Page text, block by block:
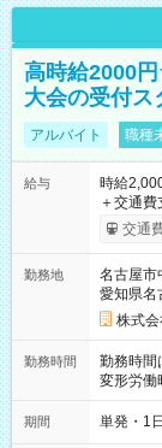
高時給2000
大会の受付
アルバイト 職種
給与
時給
＋交通費支給 ★交通費一部支給！ ┗1日
支給！ ※
OK！（
期間なし
交通
勤務地
名古屋市
愛知県名
株式
勤務時間
勤務時間
変形労働時間
10/26 全
～9/19の
期間 単発・1